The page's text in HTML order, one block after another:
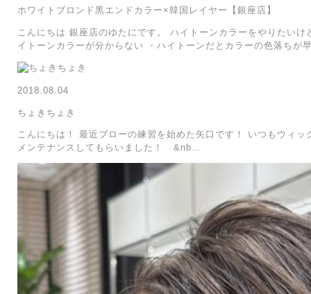
ホワイトブロンド黒エンドカラー×韓国レイヤー【銀座店】
こんにちは 銀座店のゆたにです。 ハイトーンカラーをやりたい
イトーンカラーが分からない ・ハイトーンだとカラーの色落ちが
2018.08.04
ちょきちょき
こんにちは！ 最近ブローの練習を始めた矢口です！ いつもウィ
メンテナンスしてもらいました！ &nb…